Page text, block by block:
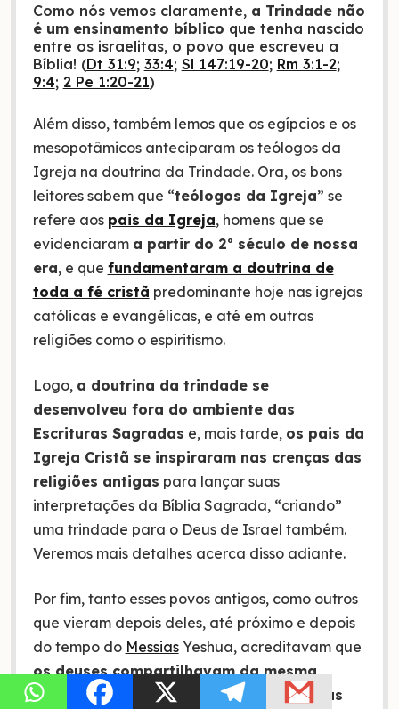
Como nós vemos claramente, a Trindade não
é um ensinamento bíblico que tenha nascido
entre os israelitas, o povo que escreveu a
Bíblia! (Dt 31:9; 33:4; Sl 147:19-20; Rm 3:1-2;
9:4; 2 Pe 1:20-21)
Além disso, também lemos que os egípcios e os
mesopotâmicos anteciparam os teólogos da
Igreja na doutrina da Trindade. Ora, os bons
leitores sabem que “teólogos da Igreja” se
refere aos pais da Igreja, homens que se
evidenciaram a partir do 2º século de nossa
era, e que fundamentaram a doutrina de
toda a fé cristã predominante hoje nas igrejas
católicas e evangélicas, e até em outras
religiões como o espiritismo.
Logo, a doutrina da trindade se
desenvolveu fora do ambiente das
Escrituras Sagradas e, mais tarde, os pais da
Igreja Cristã se inspiraram nas crenças das
religiões antigas para lançar suas
interpretações da Bíblia Sagrada, “criando”
uma trindade para o Deus de Israel também.
Veremos mais detalhes acerca disso adiante.
Por fim, tanto esses povos antigos, como outros
que vieram depois deles, até próximo e depois
do tempo do MessiasYeshua, acreditavam que
os deuses compartilhavam da mesma
natureza divina, embora fossem pessoas